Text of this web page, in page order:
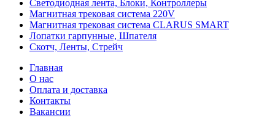
Светодиодная лента, Блоки, Контроллеры
Магнитная трековая система 220V
Магнитная трековая система CLARUS SMART
Лопатки гарпунные, Шпателя
Скотч, Ленты, Стрейч
Главная
О нас
Оплата и доставка
Контакты
Вакансии